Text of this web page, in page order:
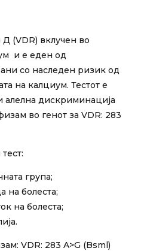
(VDR) вклучен во
и е еден од
со наследен ризик од
на калциум. Тестот е
алелна дискриминација
во генот за VDR: 283
група;
на болеста;
на болеста;
VDR: 283 A>G (Bsml)